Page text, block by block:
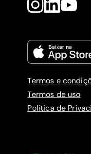
Termos e
Termos de uso
Política de